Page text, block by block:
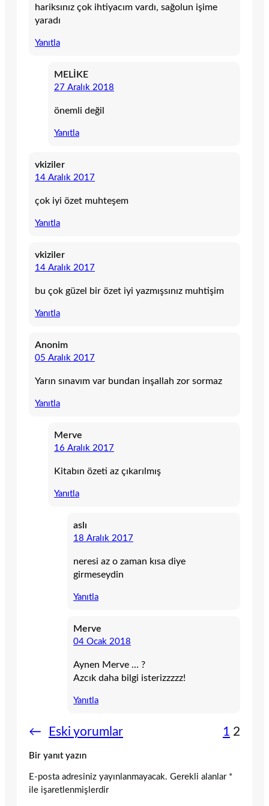
hariksınız çok ihtiyacım vardı, sağolun işime
yaradı
Yanıtla
MELİKE
27 Aralık 2018
önemli değil
Yanıtla
vkiziler
14 Aralık 2017
çok iyi özet muhteşem
Yanıtla
vkiziler
14 Aralık 2017
bu çok güzel bir özet iyi yazmışsınız muhtişim
Yanıtla
Anonim
05 Aralık 2017
Yarın sınavım var bundan inşallah zor sormaz
Yanıtla
Merve
16 Aralık 2017
Kitabın özeti az çıkarılmış
Yanıtla
aslı
18 Aralık 2017
neresi az o zaman kısa diye
girmeseydin
Yanıtla
Merve
04 Ocak 2018
Aynen Merve … ?
Azcık daha bilgi isterizzzzz!
Yanıtla
← Eski yorumlar 1 2
Bir yanıt yazın
E-posta adresiniz yayınlanmayacak. Gerekli alanlar *
ile işaretlenmişlerdir